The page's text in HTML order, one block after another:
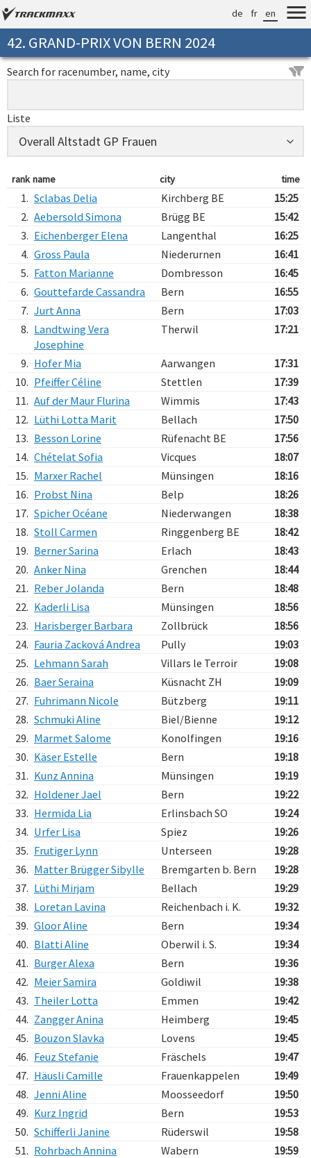
de fr en
42. GRAND-PRIX VON BERN 2024
Search for racenumber, name, city
Liste
rank name city time
1. Sclabas Delia Kirchberg BE
15:25
2. Aebersold Simona Brügg BE
15:42
3. Eichenberger Elena Langenthal
16:25
4. Gross Paula Niederurnen
16:41
5. Fatton Marianne Dombresson
16:45
6. Gouttefarde Cassandra Bern
16:55
7. Jurt Anna Bern
17:03
8. Landtwing Vera
Josephine
Therwil 17:21
9. Hofer Mia Aarwangen
17:31
10. Pfeiffer Céline Stettlen
17:39
11. Auf der Maur Flurina Wimmis
17:43
12. Lüthi Lotta Marit Bellach
17:50
13. Besson Lorine Rüfenacht BE
17:56
14. Chételat Sofia Vicques
18:07
15. Marxer Rachel Münsingen
18:16
16. Probst Nina Belp
18:26
17. Spicher Océane Niederwangen
18:38
18. Stoll Carmen Ringgenberg BE
18:42
19. Berner Sarina Erlach
18:43
20. Anker Nina Grenchen
18:44
21. Reber Jolanda Bern
18:48
22. Kaderli Lisa Münsingen
18:56
23. Harisberger Barbara Zollbrück
18:56
24. Fauria Zacková Andrea Pully
19:03
25. Lehmann Sarah Villars le Terroir
19:08
26. Baer Seraina Küsnacht ZH
19:09
27. Fuhrimann Nicole Bützberg
19:11
28. Schmuki Aline Biel/Bienne
19:12
29. Marmet Salome Konolfingen
19:16
30. Käser Estelle Bern
19:18
31. Kunz Annina Münsingen
19:19
32. Holdener Jael Bern
19:22
33. Hermida Lia Erlinsbach SO
19:24
34. Urfer Lisa Spiez
19:26
35. Frutiger Lynn Unterseen
19:28
36. Matter Brügger Sibylle Bremgarten b. Bern
19:28
37. Lüthi Mirjam Bellach
19:29
38. Loretan Lavina Reichenbach i. K.
19:32
39. Gloor Aline Bern
19:34
40. Blatti Aline Oberwil i. S.
19:34
41. Burger Alexa Bern
19:36
42. Meier Samira Goldiwil
19:38
43. Theiler Lotta Emmen
19:42
44. Zangger Anina Heimberg
19:45
45. Bouzon Slavka Lovens
19:45
46. Feuz Stefanie Fräschels
19:47
47. Häusli Camille Frauenkappelen
19:49
48. Jenni Aline Moosseedorf
19:50
49. Kurz Ingrid Bern
19:53
50. Schifferli Janine Rüderswil
19:58
51. Rohrbach Annina Wabern
19:59